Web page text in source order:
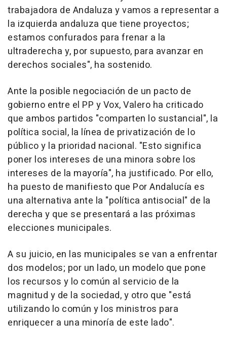
trabajadora de Andaluza y vamos a representar a
la izquierda andaluza que tiene proyectos;
estamos confurados para frenar a la
ultraderecha y, por supuesto, para avanzar en
derechos sociales", ha sostenido.
Ante la posible negociación de un pacto de
gobierno entre el PP y Vox, Valero ha criticado
que ambos partidos "comparten lo sustancial", la
política social, la línea de privatización de lo
público y la prioridad nacional. "Esto significa
poner los intereses de una minora sobre los
intereses de la mayoría", ha justificado. Por ello,
ha puesto de manifiesto que Por Andalucía es
una alternativa ante la "política antisocial" de la
derecha y que se presentará a las próximas
elecciones municipales.
A su juicio, en las municipales se van a enfrentar
dos modelos; por un lado, un modelo que pone
los recursos y lo común al servicio de la
magnitud y de la sociedad, y otro que "está
utilizando lo común y los ministros para
enriquecer a una minoría de este lado".